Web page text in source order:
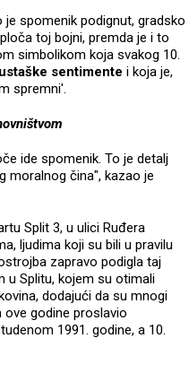
je spomenik podignut, gradsko
toj bojni, premda je i to
simbolikom koja svakog 10.
sentimente i koja je,
spremni'.
ide spomenik. To je detalj
moralnog čina", kazao je
Split 3, u ulici Ruđera
ljudima koji su bili u pravilu
zapravo podigla taj
u Splitu, kojem su otimali
dodajući da su mnogi
ove godine proslavio
1991. godine, a 10.